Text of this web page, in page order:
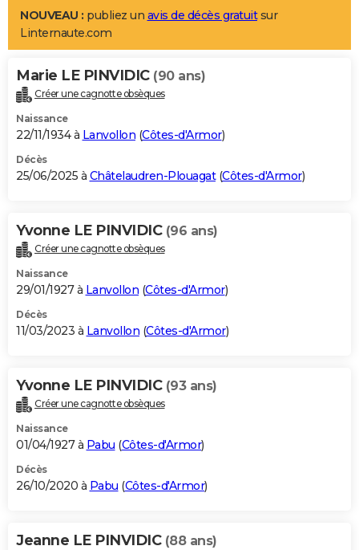
LIFESTYLE
Art de vivre
Bien-être
Loisirs
Mode
Modes de vie
Alimentation
Guide de la santé
Maladies
Médicaments
Sommeil
VOYAGE
Destinations
City break
Voyage nature
Voyage de noces
Forum
Climat
+PHOTO
GUIDES D'ACHAT
BONS PLANS
Carte de Noël
Carte Bonne année
Carte Saint-Valentin
Carte Pâques
Carte d'anniversaire
DICTIONNAIRE
Dictionnaire
Biographies
Citations
Expressions
Proverbes
PROGRAMME TV
S'inscrire
Se connecter
Lycées
Collèges
Primaires
Universités
Entreprises
Service militaire
Avis de recherche
AVIS DE DÉCÈS
Bricolage
Lifestyle
Culture
Sport
Auto
Television
Voyage
Cinema
NOUVEAU : publiez un avis de décès gratuitsur
Linternaute.com
Marie LE PINVIDIC (90 ans)
Créer une cagnotte obsèques
Naissance
22/11/1934 à Lanvollon (Côtes-d'Armor)
Décès
25/06/2025 à Châtelaudren-Plouagat(Côtes-d'Armor)
Yvonne LE PINVIDIC (96 ans)
Créer une cagnotte obsèques
Naissance
29/01/1927 à Lanvollon (Côtes-d'Armor)
Décès
11/03/2023 à Lanvollon (Côtes-d'Armor)
Yvonne LE PINVIDIC (93 ans)
Créer une cagnotte obsèques
Naissance
01/04/1927 à Pabu (Côtes-d'Armor)
Décès
26/10/2020 à Pabu (Côtes-d'Armor)
Jeanne LE PINVIDIC (88 ans)